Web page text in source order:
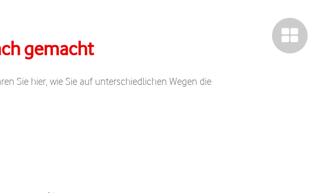
gemacht
Sie hier, wie Sie auf unterschiedlichen Wegen die